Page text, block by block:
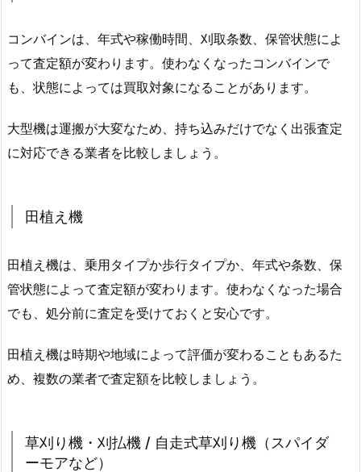
コンバインは、年式や稼働時間、刈取条数、保管状態によ
って査定額が変わります。使わなくなったコンバインで
も、状態によっては買取対象になることがあります。
大型機は運搬が大変なため、持ち込みだけでなく出張査定
に対応できる業者を比較しましょう。
田植え機
田植え機は、乗用タイプか歩行タイプか、年式や条数、保
管状態によって査定額が変わります。使わなくなった場合
でも、処分前に査定を受けておくと安心です。
田植え機は時期や地域によって評価が変わることもあるた
め、複数の業者で査定額を比較しましょう。
草刈り機・刈払機 / 自走式草刈り機（スパイダ
ーモアなど）